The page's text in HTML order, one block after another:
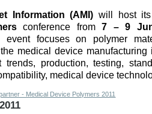
Information (AMI) will host
conference from7 – 9
event focuses on polymer
medical device manufacturing
trends, production, testing,
medical device
- Medical Device Polymers 2011